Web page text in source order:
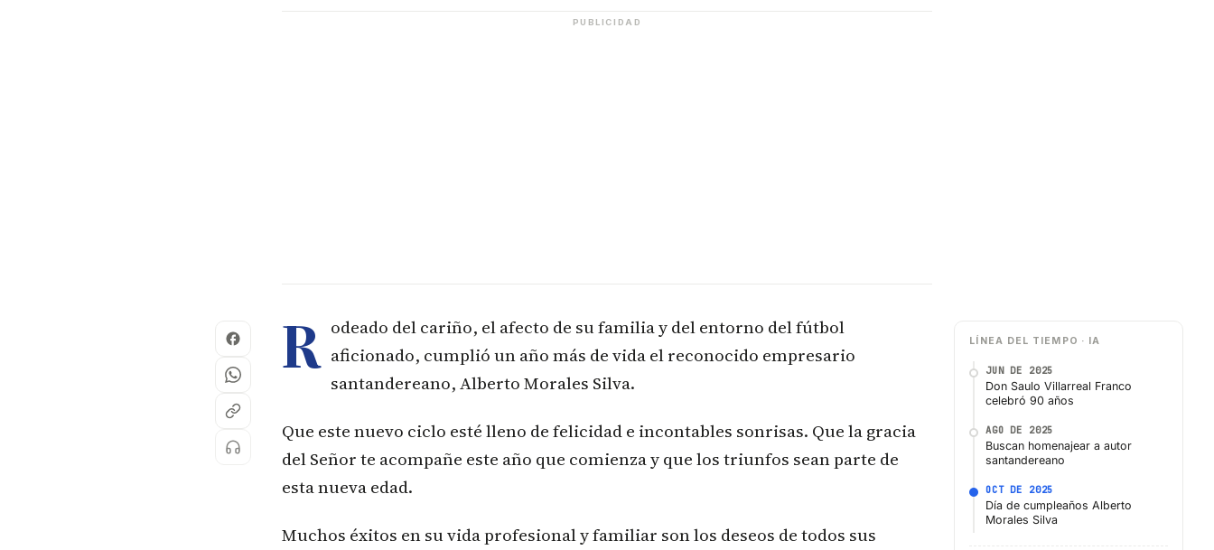
PUBLICIDAD
R odeado del cariño, el afecto de su familia y del entorno del fútbol
aficionado, cumplió un año más de vida el reconocido empresario
santandereano, Alberto Morales Silva.
Que este nuevo ciclo esté lleno de felicidad e incontables sonrisas. Que la gracia
del Señor te acompañe este año que comienza y que los triunfos sean parte de
esta nueva edad.
Muchos éxitos en su vida profesional y familiar son los deseos de todos sus
LÍNEA DEL TIEMPO · IA
JUN DE 2025
Don Saulo Villarreal Franco
celebró 90 años
AGO DE 2025
Buscan homenajear a autor
santandereano
OCT DE 2025
Día de cumpleaños Alberto
Morales Silva